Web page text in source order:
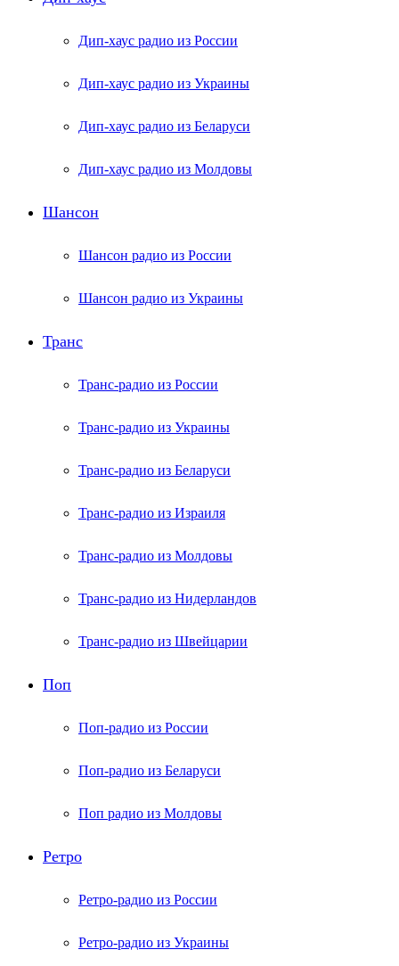
Дип-хаус радио из России
Дип-хаус радио из Украины
Дип-хаус радио из Беларуси
Дип-хаус радио из Молдовы
Шансон
Шансон радио из России
Шансон радио из Украины
Транс
Транс-радио из России
Транс-радио из Украины
Транс-радио из Беларуси
Транс-радио из Израиля
Транс-радио из Молдовы
Транс-радио из Нидерландов
Транс-радио из Швейцарии
Поп
Поп-радио из России
Поп-радио из Беларуси
Поп радио из Молдовы
Ретро
Ретро-радио из России
Ретро-радио из Украины